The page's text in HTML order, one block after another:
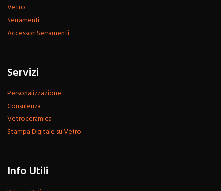
Vetro
Serramenti
Accessori Serramenti
Servizi
Personalizzazione
Consulenza
Vetroceramica
Stampa Digitale su Vetro
Info Utili